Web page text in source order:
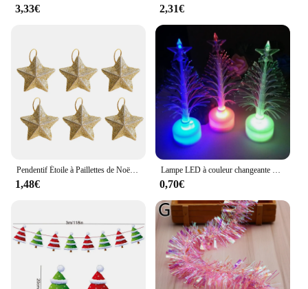
3,33€ 2,31€
1,48€ 0,70€